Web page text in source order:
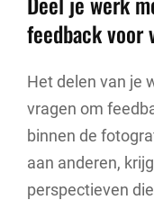
feedback voor
Het delen van je
vragen om
binnen de
aan anderen,
perspectieven